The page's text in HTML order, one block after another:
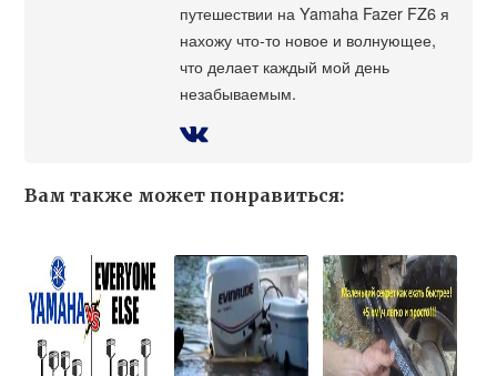
путешествии на Yamaha Fazer FZ6 я
нахожу что-то новое и волнующее,
что делает каждый мой день
незабываемым.
Вам также может понравиться: